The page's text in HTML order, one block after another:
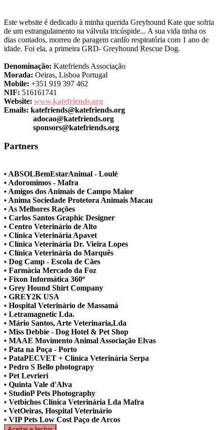
Este website é dedicado à minha querida Greyhound Kate que sofria
de um estrangulamento na válvula tricúspide... A sua vida tinha os
dias contados, morreu de paragem cardío respiratória com 1 ano de
idade. Foi ela, a primeira GRD- Greyhound Rescue Dog.
Denominação: Katefriends Associação
Morada: Oeiras, Lisboa Portugal
Mobile: +351 919 397 462
NIF: 516161741
Website: www.katefriends.org
Emails: katefriends@katefriends.org
adocao@katefriends.org
sponsors@katefriends.org
Partners
• ABSOLBemEstarAnimal - Loulé
• Adoromimos - Mafra
• Amigos dos Animais de Campo Maior
• Anima Sociedade Protetora Animais Macau
• As Melhores Rações
• Carlos Santos Graphic Designer
• Centro Veterinário de Alto
• Clínica Veterinária Apavet
• Clínica Veterinária Dr. Vieira Lopes
• Clínica Veterinária do Marquês
• Dog Camp - Escola de Cães
• Farmácia Mercado da Foz
• Fixon Informática 360º
• Grey Hound Shirt Company
• GREY2K USA
• Hospital Veterinário de Massamá
• Letramagnetic Lda.
• Mário Santos, Arte Veterinaria,Lda
• Miss Debbie - Dog Hotel & Pet Shop
• MAAE Movimento Animal Associação Elvas
• Pata na Poça - Porto
• PataPECVET + Clínica Veterinária Serpa
• Pedro S Bello photograpy
• Pet Levrieri
• Quinta Vale d'Alva
• StudioP Pets Photography
• Vetbichos Clínica Veterinária Lda Mafra
• VetOeiras, Hospital Veterinário
• VIP Pets Low Cost Paço de Arcos